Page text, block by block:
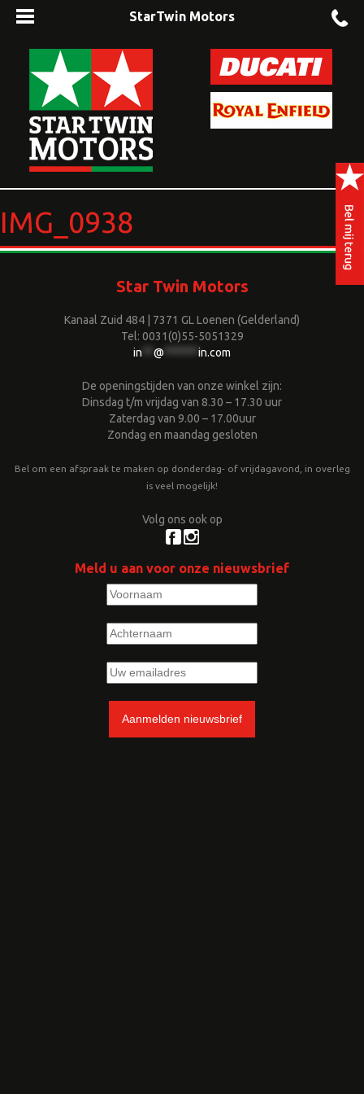
StarTwin Motors
IMG_0938
Star Twin Motors
Kanaal Zuid 484 | 7371 GL Loenen (Gelderland)
Tel: 0031(0)55-5051329
in
@ in.com
De openingstijden van onze winkel zijn:
Dinsdag t/m vrijdag van 8.30 – 17.30 uur
Zaterdag van 9.00 – 17.00uur
Zondag en maandag gesloten
Bel om een afspraak te maken op donderdag- of vrijdagavond, in overleg
is veel mogelijk!
Volg ons ook op
Meld u aan voor onze nieuwsbrief